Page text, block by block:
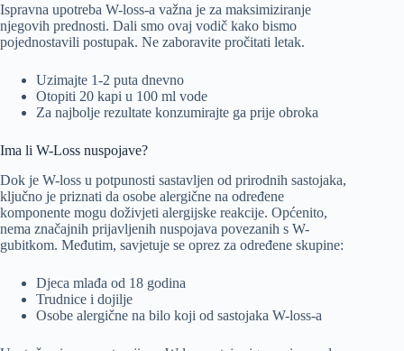
Ispravna upotreba W-loss-a važna je za maksimiziranje
njegovih prednosti. Dali smo ovaj vodič kako bismo
pojednostavili postupak. Ne zaboravite pročitati letak.
Uzimajte 1-2 puta dnevno
Otopiti 20 kapi u 100 ml vode
Za najbolje rezultate konzumirajte ga prije obroka
Ima li W-Loss nuspojave?
Dok je W-loss u potpunosti sastavljen od prirodnih sastojaka,
ključno je priznati da osobe alergične na određene
komponente mogu doživjeti alergijske reakcije. Općenito,
nema značajnih prijavljenih nuspojava povezanih s W-
gubitkom. Međutim, savjetuje se oprez za određene skupine:
Djeca mlađa od 18 godina
Trudnice i dojilje
Osobe alergične na bilo koji od sastojaka W-loss-a